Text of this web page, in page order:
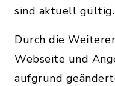
sind aktuell gültig.
Durch die
Webseite und
aufgrund